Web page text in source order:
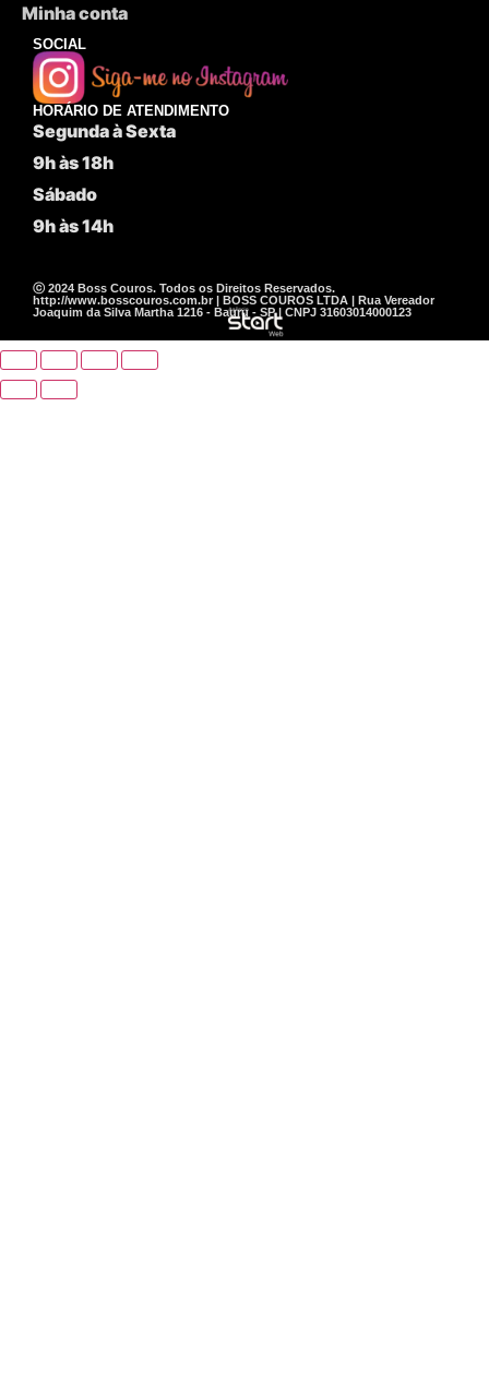
Minha conta
SOCIAL
HORÁRIO DE ATENDIMENTO
Segunda à Sexta
9h às 18h
Sábado
9h às 14h
ⓒ 2024 Boss Couros. Todos os Direitos Reservados.
http://www.bosscouros.com.br | BOSS COUROS LTDA | Rua Vereador
Joaquim da Silva Martha 1216 - Bauru - SP | CNPJ 31603014000123